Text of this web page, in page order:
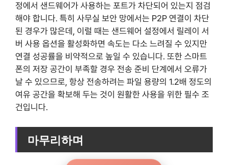
정에서 샌드웨어가 사용하는 포트가 차단되어 있는지 점검
해야 합니다. 특히 사무실 보안 망에서는 P2P 연결이 차단
된 경우가 많은데, 이럴 때는 샌드웨어 설정에서 릴레이 서
버 사용 옵션을 활성화하면 속도는 다소 느려질 수 있지만
연결 성공률을 비약적으로 높일 수 있습니다. 또한 스마트
폰의 저장 공간이 부족할 경우 전송 준비 단계에서 오류가
날 수 있으므로, 항상 전송하려는 파일 용량의 1.2배 정도의
여유 공간을 확보해 두는 것이 원활한 사용을 위한 필수 조
건입니다.
마무리하며